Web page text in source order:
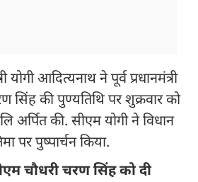
योगी आदित्यनाथ ने पूर्व प्रधानमंत्री
सिंह की पुण्यतिथि पर शुक्रवार को
अर्पित की. सीएम योगी ने विधान
पर पुष्पार्चन किया.
चौधरी चरण सिंह को दी